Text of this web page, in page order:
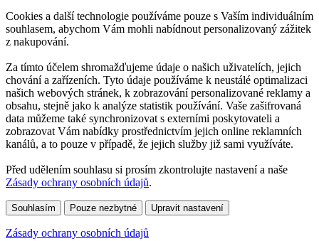
Cookies a další technologie používáme pouze s Vaším individuálním
souhlasem, abychom Vám mohli nabídnout personalizovaný zážitek
z nakupování.
Za tímto účelem shromažďujeme údaje o našich uživatelích, jejich
chování a zařízeních. Tyto údaje používáme k neustálé optimalizaci
našich webových stránek, k zobrazování personalizované reklamy a
obsahu, stejně jako k analýze statistik používání. Vaše zašifrovaná
data můžeme také synchronizovat s externími poskytovateli a
zobrazovat Vám nabídky prostřednictvím jejich online reklamních
kanálů, a to pouze v případě, že jejich služby již sami využíváte.
Před udělením souhlasu si prosím zkontrolujte nastavení a naše
Zásady ochrany osobních údajů.
Souhlasím Pouze nezbytné Upravit nastavení
Zásady ochrany osobních údajů